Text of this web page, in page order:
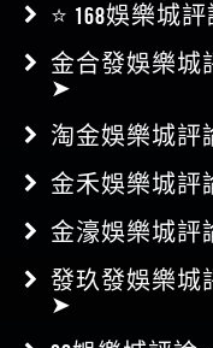
⭐ 168娛樂城
金合發娛樂城
➤
淘金娛樂城評
金禾娛樂城評
金濠娛樂城評
發玖發娛樂城
➤